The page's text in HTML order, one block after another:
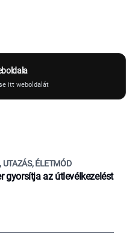
itt weboldalát
ÉLETMÓD
gyorsítja az útlevélkezelést